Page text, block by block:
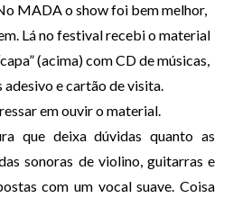
MADA o show foi bem melhor,
Lá no festival recebi o material
(acima) com CD de músicas,
e cartão de visita.
em ouvir o material.
que deixa dúvidas quanto as
sonoras de violino, guitarras e
com um vocal suave. Coisa